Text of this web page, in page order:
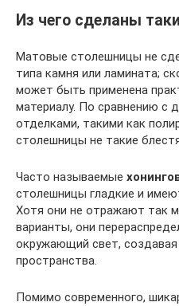
Из чего сделаны
Матовые столешницы не
типа камня или ламината;
может быть применена
материалу. По сравнению с
отделками, такими как
столешницы не такие
Часто называемые
столешницы гладкие и
Хотя они не отражают так
варианты, они
окружающий свет,
пространства.
Помимо современного,